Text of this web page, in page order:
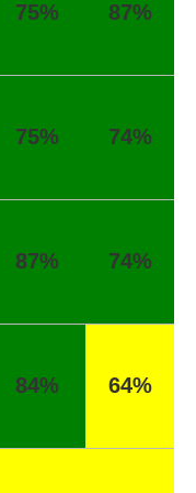
75% 87%
75% 74%
87% 74%
84% 64%
улов был очень
поймал много
рыбы не поймал
прогноз
на
леща и окуня